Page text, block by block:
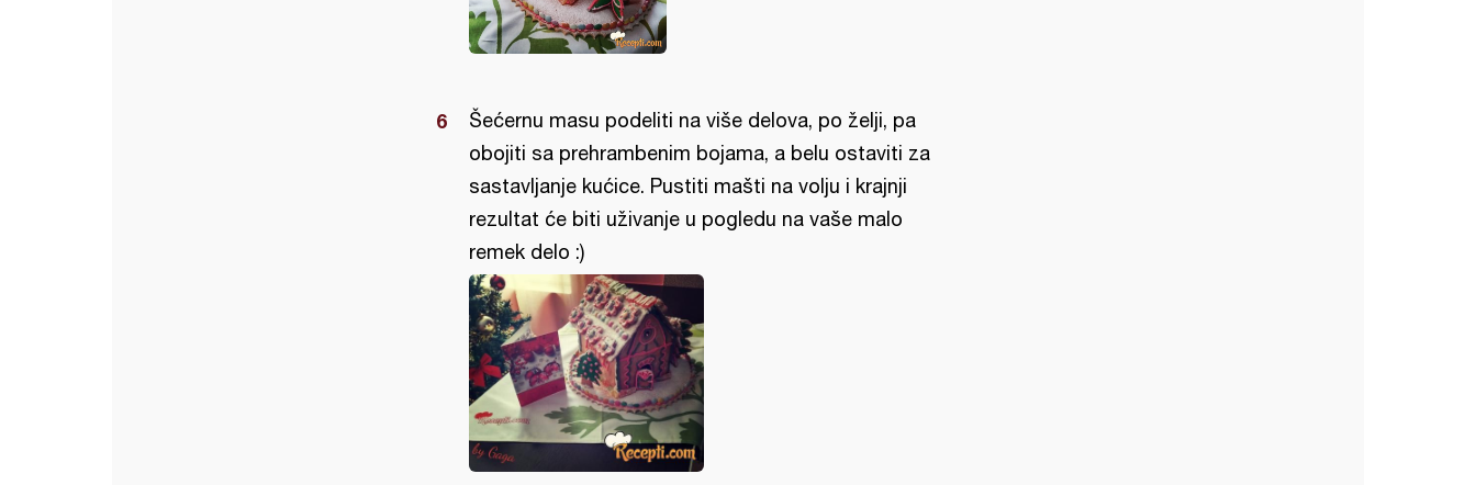
Šećernu masu podeliti na više delova, po želji, pa
obojiti sa prehrambenim bojama, a belu ostaviti za
sastavljanje kućice. Pustiti mašti na volju i krajnji
rezultat će biti uživanje u pogledu na vaše malo
remek delo :)